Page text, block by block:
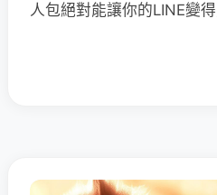
人包絕對能讓你的LINE變得